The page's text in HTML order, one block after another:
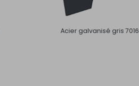
Acier galvanisé gris 7016